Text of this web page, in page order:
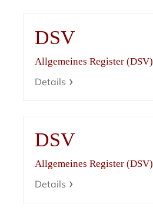
DSV
Allgemeines Register (DSV)
Details
DSV
Allgemeines Register (DSV)
Details